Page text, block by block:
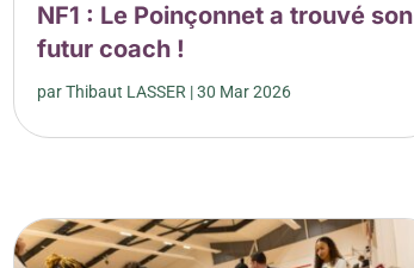
NF1 : Le Poinçonnet a trouvé son
futur coach !
parThibaut LASSER |30 Mar 2026